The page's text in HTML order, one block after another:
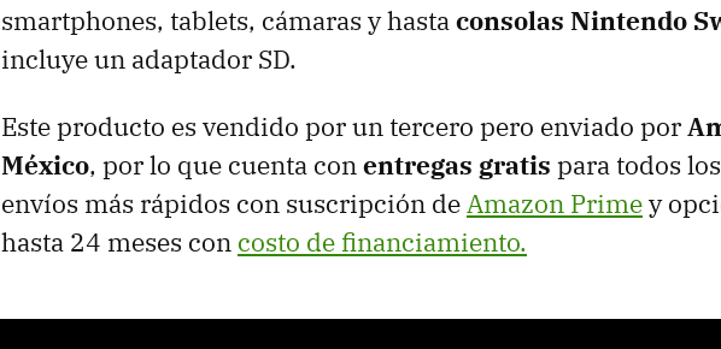
smartphones, tablets, cámaras y hastaconsolas Nintendo
incluye un adaptador SD.
Este producto es vendido por un tercero pero enviado por
México, por lo que cuenta conentregas gratis para todos
envíos más rápidos con suscripción deAmazon Primey
hasta 24 meses con costo de financiamiento.